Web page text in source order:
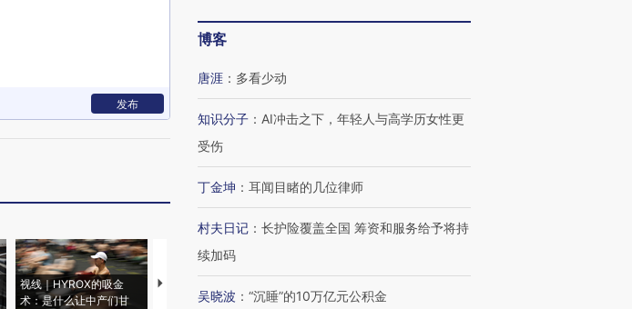
发布
视线｜HYROX的吸金
术：是什么让中产们甘
马航飞行员跨国走私7万
粒摇头丸 尿检体内含3种
度Z世代 用街头抗争将教
博客
唐涯 ： 多看少动
知识分子 ： AI冲击之下，年轻人与高学历女性更
受伤
丁金坤 ： 耳闻目睹的几位律师
村夫日记 ： 长护险覆盖全国 筹资和服务给予将持
续加码
吴晓波 ： “沉睡”的10万亿元公积金